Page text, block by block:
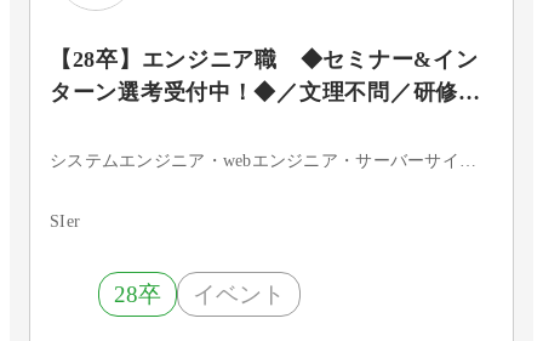
【28卒】エンジニア職 ◆セミナー&イン
ターン選考受付中！◆／文理不問／研修制
SIer
28卒 イベント